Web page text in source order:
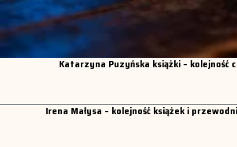
Katarzyna Puzyńska książki – kolejność
Irena Małysa – kolejność książek i